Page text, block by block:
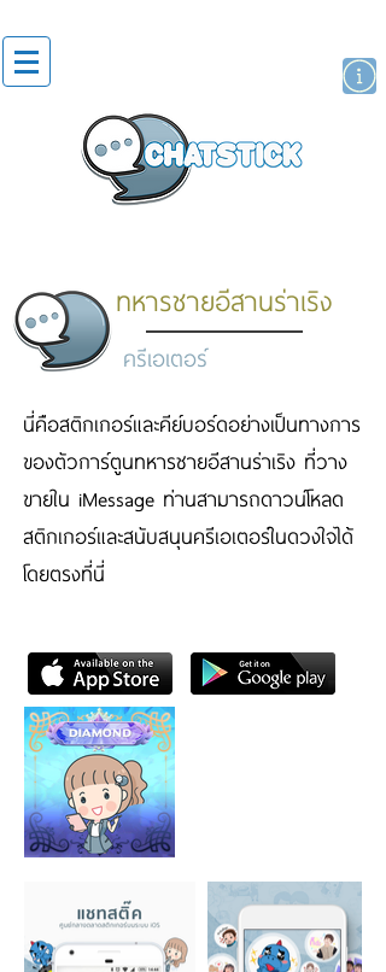
ทหารชายอีสานร่าเริง
ครีเอเตอร์
นี่คือสติกเกอร์และคีย์บอร์ดอย่างเป็นทางการ
ของตัวการ์ตูนทหารชายอีสานร่าเริง ที่วาง
ขายใน iMessage ท่านสามารถดาวน์โหลด
สติกเกอร์และสนับสนุนครีเอเตอร์ในดวงใจได้
โดยตรงที่นี่